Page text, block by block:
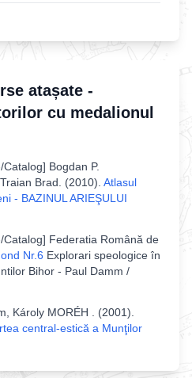
atașate -
cu medalionul
Catalog] Bogdan P.
Brad . (2010). Atlasul
- BAZINUL ARIEŞULUI
Catalog] Federatia Română de
Nr.6 Explorari speologice în
Bihor - Paul Damm /
Károly MORÉH . (2001).
central-estică a Munţilor